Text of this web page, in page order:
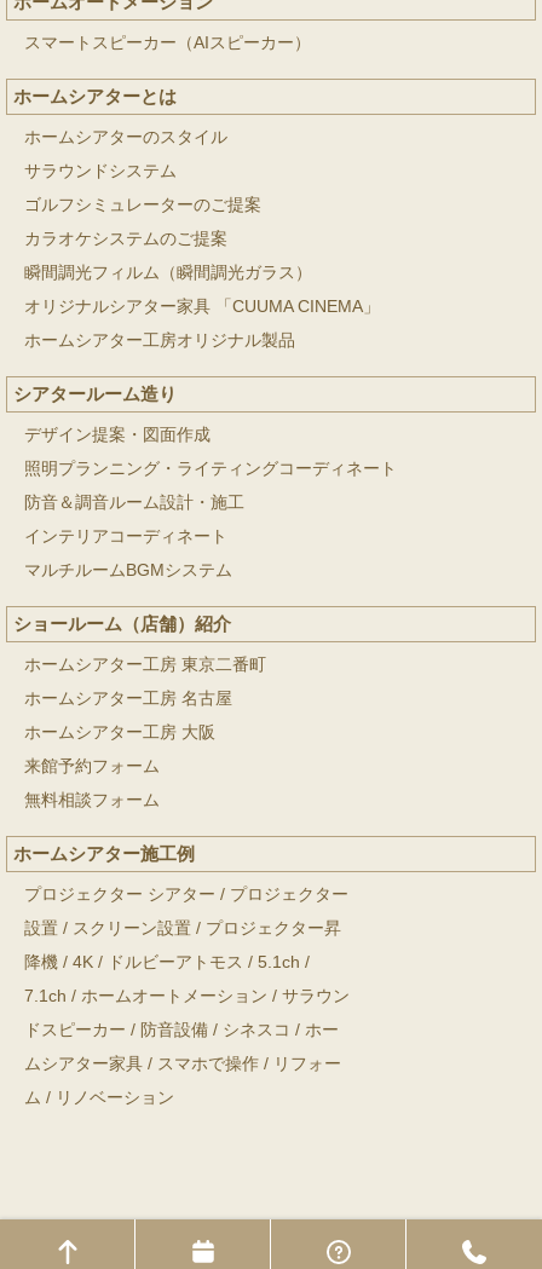
スマートスピーカー（AIスピーカー）
ホームシアターとは
ホームシアターのスタイル
サラウンドシステム
ゴルフシミュレーターのご提案
カラオケシステムのご提案
瞬間調光フィルム（瞬間調光ガラス）
オリジナルシアター家具 「CUUMA CINEMA」
ホームシアター工房オリジナル製品
シアタールーム造り
デザイン提案・図面作成
照明プランニング・ライティングコーディネート
防音＆調音ルーム設計・施工
インテリアコーディネート
マルチルームBGMシステム
ショールーム（店舗）紹介
ホームシアター工房 東京二番町
ホームシアター工房 名古屋
ホームシアター工房 大阪
来館予約フォーム
無料相談フォーム
ホームシアター施工例
プロジェクター シアター / プロジェクター
設置 / スクリーン設置 / プロジェクター昇
降機 / 4K / ドルビーアトモス / 5.1ch /
7.1ch / ホームオートメーション / サラウン
ドスピーカー / 防音設備 / シネスコ / ホー
ムシアター家具 / スマホで操作 / リフォー
ム / リノベーション